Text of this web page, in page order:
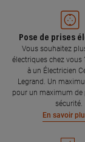
Pose de prises
Vous souhaitez
électriques chez vous
à un Électricien
Legrand. Un
pour un maximum de
sécurité.
En savoir